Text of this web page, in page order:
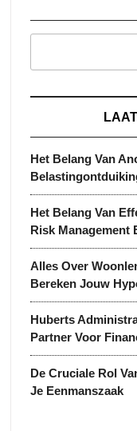
Het Belang Van
Het Belang Van
Risk Management
Alles Over
Bereken Jouw
Huberts
Partner Voor
De Cruciale Rol
Je Eenmanszaak